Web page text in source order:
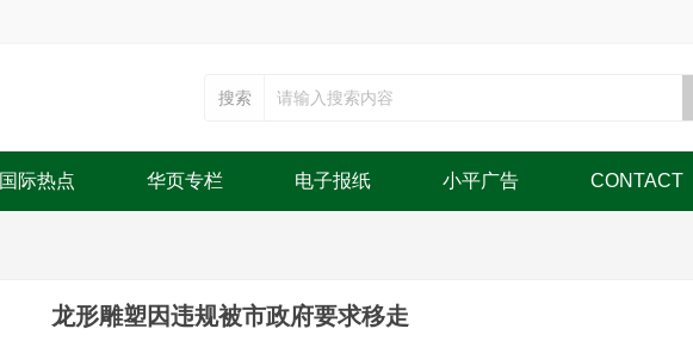
搜索
国际热点 华页专栏 电子报纸 小平广告 CONTACT
龙形雕塑因违规被市政府要求移走